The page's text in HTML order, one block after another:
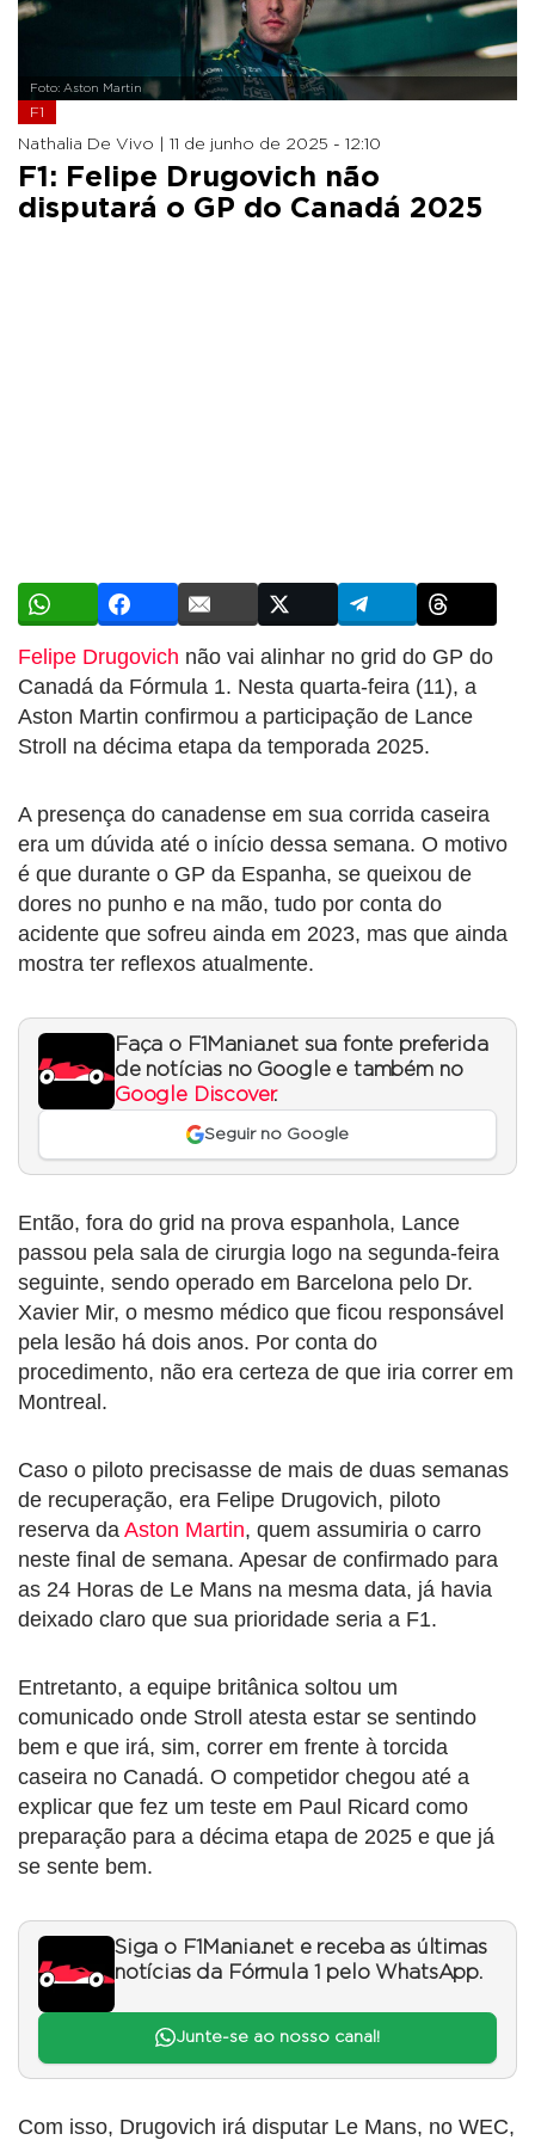
Foto: Aston Martin
F1
Nathalia De Vivo | 11 de junho de 2025 - 12:10
F1: Felipe Drugovich não
disputará o GP do Canadá 2025
Felipe Drugovich não vai alinhar no grid do GP do
Canadá da Fórmula 1. Nesta quarta-feira (11), a
Aston Martin confirmou a participação de Lance
Stroll na décima etapa da temporada 2025.
A presença do canadense em sua corrida caseira
era um dúvida até o início dessa semana. O motivo
é que durante o GP da Espanha, se queixou de
dores no punho e na mão, tudo por conta do
acidente que sofreu ainda em 2023, mas que ainda
mostra ter reflexos atualmente.
Faça o F1Mania.net sua fonte preferida
de notícias no Google e também no
Google Discover.
Seguir no Google
Então, fora do grid na prova espanhola, Lance
passou pela sala de cirurgia logo na segunda-feira
seguinte, sendo operado em Barcelona pelo Dr.
Xavier Mir, o mesmo médico que ficou responsável
pela lesão há dois anos. Por conta do
procedimento, não era certeza de que iria correr em
Montreal.
Caso o piloto precisasse de mais de duas semanas
de recuperação, era Felipe Drugovich, piloto
reserva da Aston Martin, quem assumiria o carro
neste final de semana. Apesar de confirmado para
as 24 Horas de Le Mans na mesma data, já havia
deixado claro que sua prioridade seria a F1.
Entretanto, a equipe britânica soltou um
comunicado onde Stroll atesta estar se sentindo
bem e que irá, sim, correr em frente à torcida
caseira no Canadá. O competidor chegou até a
explicar que fez um teste em Paul Ricard como
preparação para a décima etapa de 2025 e que já
se sente bem.
Siga o F1Mania.net e receba as últimas
notícias da Fórmula 1 pelo WhatsApp.
Junte-se ao nosso canal!
Com isso, Drugovich irá disputar Le Mans, no WEC,